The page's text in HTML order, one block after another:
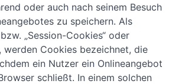
oder auch nach seinem Besuch
zu speichern. Als
„Session-Cookies“ oder
werden Cookies bezeichnet, die
ein Nutzer ein Onlineangebot
schließt. In einem solchen